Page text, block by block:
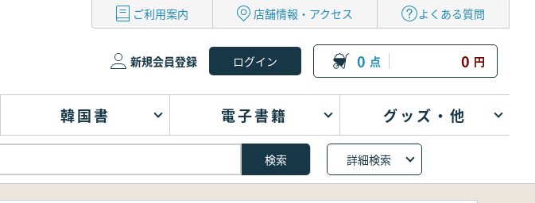
ご利用案内 店舗情報・アクセス よくある質問
新規会員登録 0 点 0 円
韓国書 電子書籍 グッズ・他
詳細検索